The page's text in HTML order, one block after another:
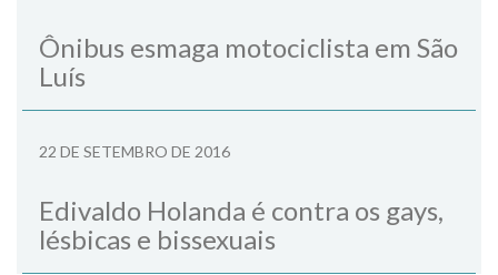
Ônibus esmaga motociclista em São
Luís
22 DE SETEMBRO DE 2016
Edivaldo Holanda é contra os gays,
lésbicas e bissexuais